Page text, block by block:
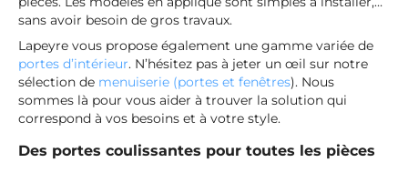
sans avoir besoin de gros travaux.
Lapeyre vous propose également une gamme variée de
portes d’intérieur. N’hésitez pas à jeter un œil sur notre
sélection de menuiserie (portes et fenêtres). Nous
sommes là pour vous aider à trouver la solution qui
correspond à vos besoins et à votre style.
Des portes coulissantes pour toutes les pièces